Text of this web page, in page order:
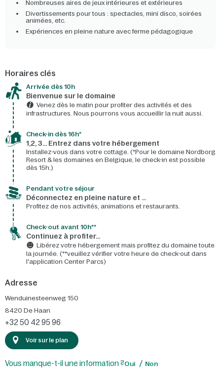
Nombreuses aires de jeux intérieures et extérieures
Divertissements pour tous : spectacles, mini disco, soirées
animées, etc.
Expériences en pleine nature avec ferme pédagogique
Horaires clés
Arrivée dès 10h​
Bienvenue sur le domaine​
Venez dès le matin pour profiter des activités et des
infrastructures. Nous pourrons vous accueillir la nuit aussi.
Check-in dès 16h*​
1,2, 3… Entrez dans votre hébergement
Installez-vous dans votre cottage. (*Pour le domaine Nordborg
Resort & les domaines en Belgique, le check-in est possible
dès 15h.)
Pendant votre séjour
Déconnectez en pleine nature et …
Profitez de nos activités, animations et restaurants.
Check-out avant 10h**
Continuez à profiter…
Libérez votre hébergement mais profitez du domaine toute
la journée. (**veuillez vérifier votre heure de check-out dans
l'application Center Parcs)
Adresse
Wenduinesteenweg 150
8420 De Haan
+32 50 42 95 96
Voir sur le plan
Vous manque-t-il une information ?Oui Non